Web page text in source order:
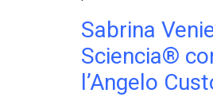
Sabrina
Sciencia®
l’Angelo